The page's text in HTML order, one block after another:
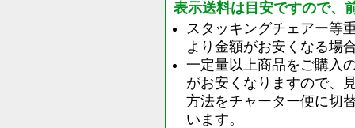
表示送料は目安ですので、
スタッキングチェアー等
より金額がお安くなる場
一定量以上商品をご購入
がお安くなりますので、
方法をチャーター便に切
います。